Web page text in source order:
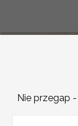
Nie przegap